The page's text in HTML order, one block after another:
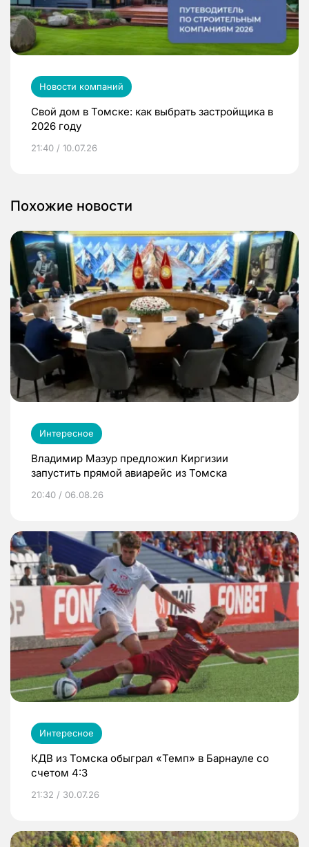
Новости компаний
Свой дом в Томске: как выбрать застройщика в
2026 году
21:40 / 10.07.26
Похожие новости
Интересное
Владимир Мазур предложил Киргизии
запустить прямой авиарейс из Томска
20:40 / 06.08.26
Интересное
КДВ из Томска обыграл «Темп» в Барнауле со
счетом 4:3
21:32 / 30.07.26